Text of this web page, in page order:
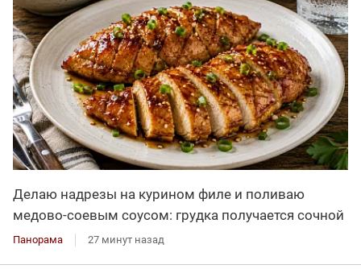
Делаю надрезы на курином филе и поливаю
медово-соевым соусом: грудка получается сочной
Панорама 27 минут назад